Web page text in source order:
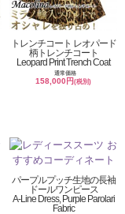
トレンチコート レオパード
柄トレンチコート
Leopard Print Trench Coat
通常価格
158,000円(税別)
パープルプッチ生地の長袖
ドールワンピース
A-Line Dress, Purple Parolari
Fabric